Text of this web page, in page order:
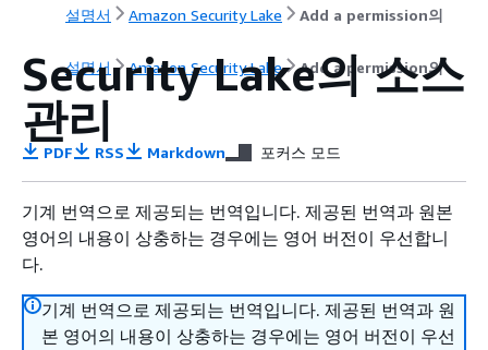
설명서 Amazon Security Lake Add a permission의
설명서 Amazon Security Lake Add a permission의
Security Lake의 소스
관리
PDF RSS Markdown 포커스 모드
기계 번역으로 제공되는 번역입니다. 제공된 번역과 원본
영어의 내용이 상충하는 경우에는 영어 버전이 우선합니
다.
기계 번역으로 제공되는 번역입니다. 제공된 번역과 원
본 영어의 내용이 상충하는 경우에는 영어 버전이 우선